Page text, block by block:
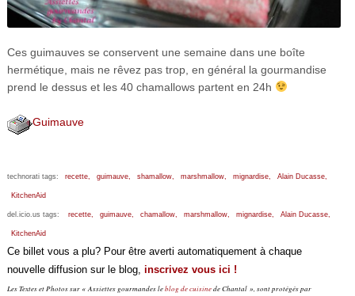
Ces guimauves se conservent une semaine dans une boîte
hermétique, mais ne rêvez pas trop, en général la gourmandise
prend le dessus et les 40 chamallows partent en 24h
Guimauve
technorati tags: recette, guimauve, shamallow, marshmallow, mignardise, Alain Ducasse,
KitchenAid
del.icio.us tags: recette, guimauve, chamallow, marshmallow, mignardise, Alain Ducasse,
KitchenAid
Ce billet vous a plu? Pour être averti automatiquement à chaque
nouvelle diffusion sur le blog, inscrivez vous ici !
Les Textes et Photos sur « Assiettes gourmandes leblog de cuisinede Chantal », sont protégés par